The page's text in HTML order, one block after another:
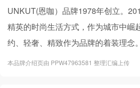
UNKUT(恩咖）品牌1978年创立。
精英的时尚生活方式，作为城市中崛
约、轻奢、精致作为品牌的着装理念。
本品牌介绍页由 PPW47963581 整理汇编上传